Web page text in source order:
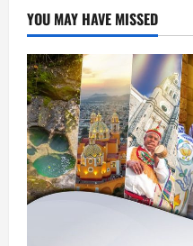
YOU MAY HAVE MISSED